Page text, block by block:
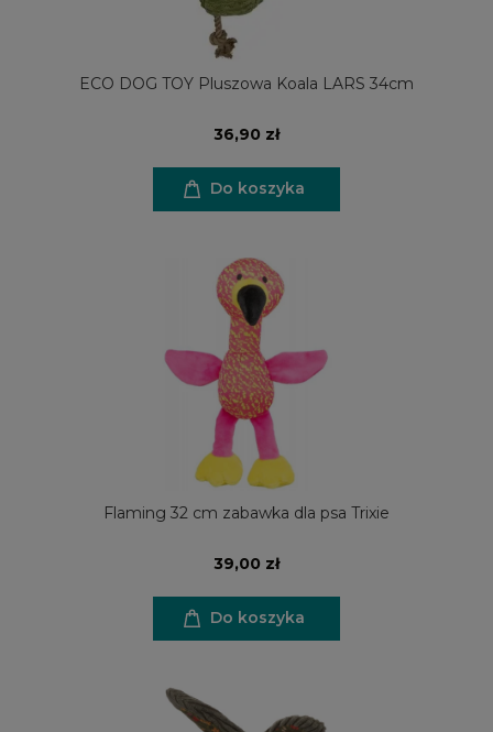
ECO DOG TOY Pluszowa Koala LARS 34cm
36,90 zł
Do koszyka
Flaming 32 cm zabawka dla psa Trixie
39,00 zł
Do koszyka